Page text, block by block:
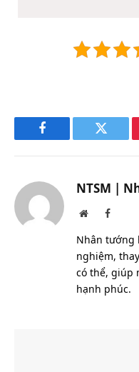
Facebook Twitter
NTSM |
Website
Nhân tướng
nghiệm,
có thể, giúp
hạnh phúc.